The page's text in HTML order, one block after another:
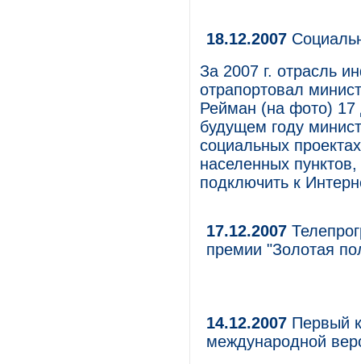
18.12.2007
За 2007 г. отрасль
отрапортовал
Рейман (на фото) 17
будущем году
социальных
населенных
подключить к
17.12.2007
премии "Золотая
14.12.2007 Первый
международной